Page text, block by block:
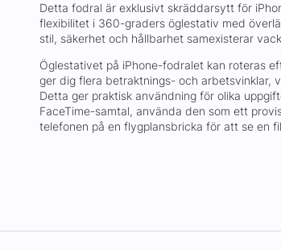
Detta fodral är exklusivt skräddarsytt för
flexibilitet i 360-graders öglestativ med
stil, säkerhet och hållbarhet samexisterar
Öglestativet på iPhone-fodralet kan roteras
ger dig flera betraktnings- och arbetsvinklar,
Detta ger praktisk användning för olika
FaceTime-samtal, använda den som ett
telefonen på en flygplansbricka för att se en